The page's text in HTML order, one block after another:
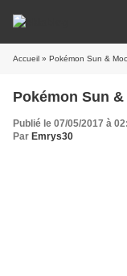
Accueil » Pokémon Sun &
Pokémon Sun
Publié le 07/05/2017 à
Par Emrys30